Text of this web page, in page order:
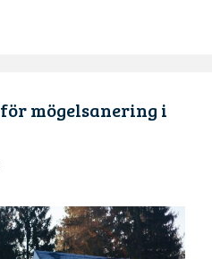
mögelsanering i